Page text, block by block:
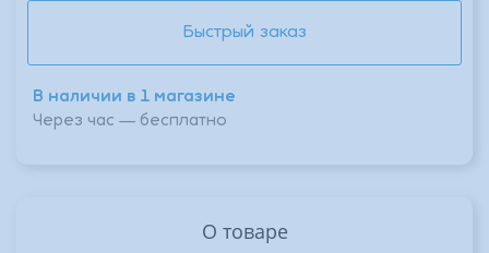
Быстрый заказ
В наличии в 1 магазине
Через час — бесплатно
О товаре